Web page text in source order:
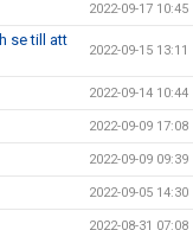
2022-09-17 10:45
se till att
2022-09-15 13:11
2022-09-14 10:44
2022-09-09 17:08
2022-09-09 09:39
2022-09-05 14:30
2022-08-31 07:08